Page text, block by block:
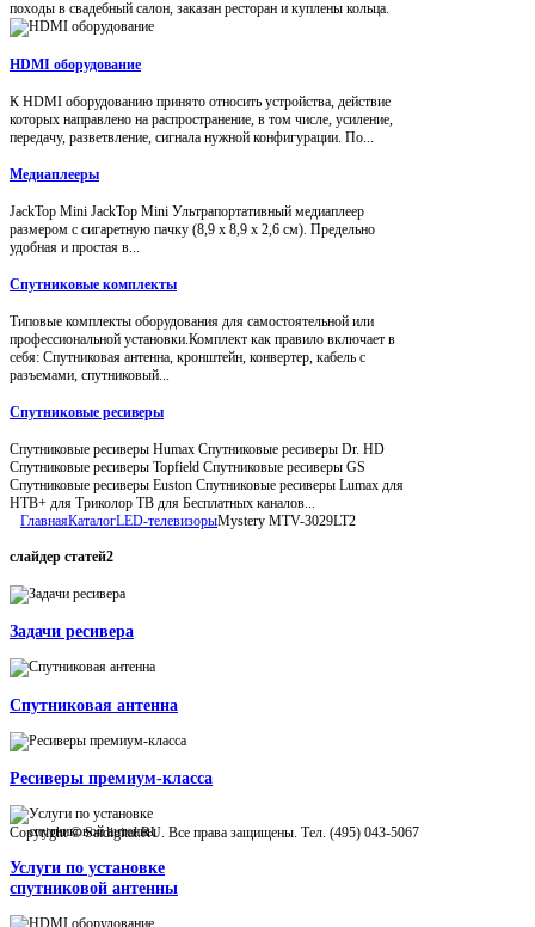
походы в свадебный салон, заказан ресторан и куплены кольца.
HDMI оборудование
К HDMI оборудованию принято относить устройства, действие
которых направлено на распространение, в том числе, усиление,
передачу, разветвление, сигнала нужной конфигурации. По...
Медиаплееры
JackTop Mini JackTop Mini Ультрапортативный медиаплеер
размером с сигаретную пачку (8,9 x 8,9 x 2,6 см). Предельно
удобная и простая в...
Спутниковые комплекты
Типовые комплекты оборудования для самостоятельной или
профессиональной установки.Комплект как правило включает в
себя: Спутниковая антенна, кронштейн, конвертер, кабель с
разъемами, спутниковый...
Спутниковые ресиверы
Спутниковые ресиверы Humax Спутниковые ресиверы Dr. HD
Спутниковые ресиверы Topfield Спутниковые ресиверы GS
Спутниковые ресиверы Euston Спутниковые ресиверы Lumax для
НТВ+ для Триколор ТВ для Бесплатных каналов...
ГлавнаяКаталогLED-телевизорыMystery MTV-3029LT2
слайдер статей2
Задачи ресивера
Спутниковая антенна
Ресиверы премиум-класса
Услуги по установке
спутниковой антенны
Copyright © Satdigital.RU. Все права защищены. Тел. (495) 043-5067